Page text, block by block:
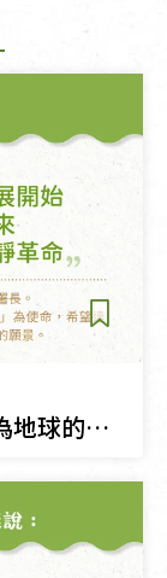
林華慶：從國產材策展開始，為地球的未來推動一場寧靜革命